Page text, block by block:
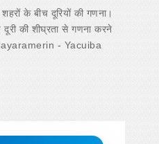
के बीच दूरियों की गणना।
दूरी की शीघ्रता से गणना करने
- Yacuiba